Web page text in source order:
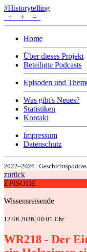
#Historytelling
+
+ =
Home
Über dieses Projekt
Beteiligte Podcasts
Episoden und
Was gibt's Neues?
Statistiken
Kontakt
Impressum
Datenschutz
2022–2026 |
zurück
EPISODE
Wissensreisende
12.06.2026, 00:01 Uhr
WR218 - Der